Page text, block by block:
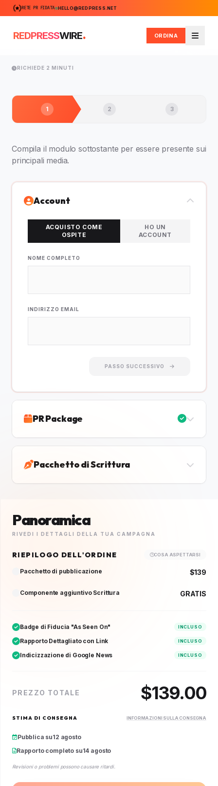
RETE PR FIDATA HELLO@REDPRESS.NET
REDPRESSWIRE. ORDINA
Menu
RICHIEDE 2 MINUTI
1 2 3
Compila il modulo sottostante per essere presente sui
principali media.
Account
ACQUISTO COME
OSPITE
HO UN
ACCOUNT
NOME COMPLETO
INDIRIZZO EMAIL
PASSO SUCCESSIVO
PR Package
Pacchetto di Scrittura
Panoramica
RIVEDI I DETTAGLI DELLA TUA CAMPAGNA
RIEPILOGO DELL'ORDINE COSA ASPETTARSI
Pacchetto di pubblicazione $139
Componente aggiuntivo Scrittura GRATIS
Badge di Fiducia "As Seen On" INCLUSO
Rapporto Dettagliato con Link INCLUSO
Indicizzazione di Google News INCLUSO
PREZZO TOTALE $139.00
STIMA DI CONSEGNA INFORMAZIONI SULLA CONSEGNA
Pubblica su12 agosto
Rapporto completo su14 agosto
Revisioni o problemi possono causare ritardi.